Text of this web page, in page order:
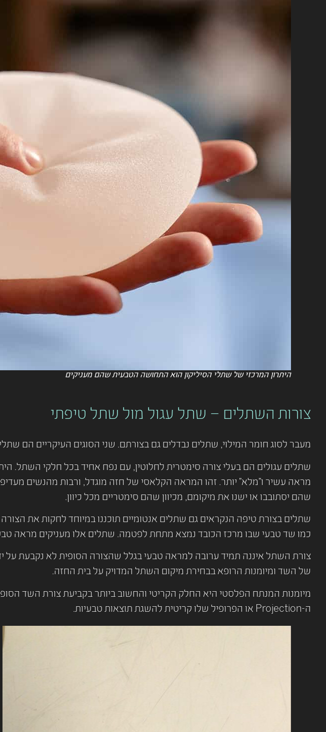
היתרון המרכזי של שתלי הסיליקון הוא התחושה הטבעית שהם מעניקים
צורות השתלים – שתל עגול מול שתל טיפתי
מעבר לסוג חומר המילוי, שתלים נבדלים גם בצורתם. שני הסוגים העיקריים הם
שתלים עגולים הם בעלי צורה סימטרית לחלוטין, עם נפח אחיד בכל חלקי
מראה עשיר ו"מלא" יותר. זהו המראה הקלאסי של חזה מוגדל, ורבות מהנשים
שהם יסתובבו או ישנו את מיקומם, מכיוון שהם סימטריים מכל כיוון.
שתלים בצורת טיפה הנקראים גם שתלים אנטומיים תוכננו במיוחד לחקות את
כמו שד טבעי שבו מרכז הכובד נמצא מתחת לפטמה. שתלים אלו מעניקים מראה
צורת השתל איננה תמיד ערובה למראה טבעי בגלל שהצורה הסופית לא נקבעת
של השד ומיומנות הרופא בבחירת מיקום השתל המדויק על בית החזה.
מיומנות המנתח הפלסטי היא החלק הקריטי והחשוב ביותר בקביעת צורת השד
ה-Projection או הפרופיל שלו קריטית להשגת תוצאות טבעיות.